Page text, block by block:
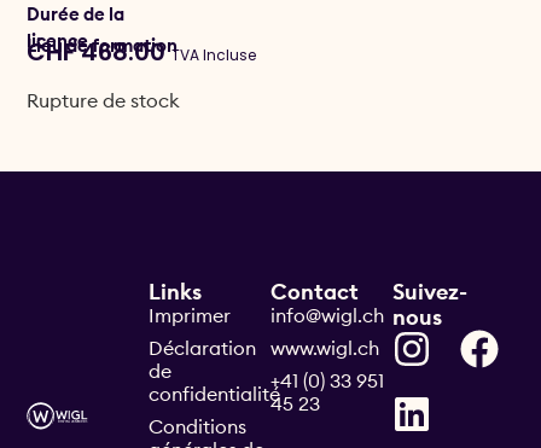
Durée de la
licence
Lieu de formation
CHF468.00 TVA Incluse
Rupture de stock
Contact
info@wigl.ch
www.wigl.ch
+41 (0) 33 951
45 23
Links
Imprimer
Déclaration
de
confidentialité
Conditions
Suivez-
nous